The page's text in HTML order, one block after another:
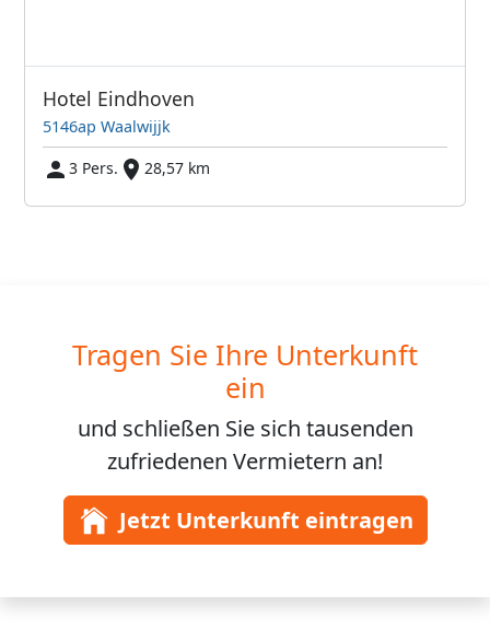
Hotel Eindhoven
5146ap Waalwijjk
3 Pers.
28,57 km
Tragen Sie Ihre Unterkunft
ein
und schließen Sie sich tausenden
zufriedenen Vermietern an!
Jetzt Unterkunft eintragen